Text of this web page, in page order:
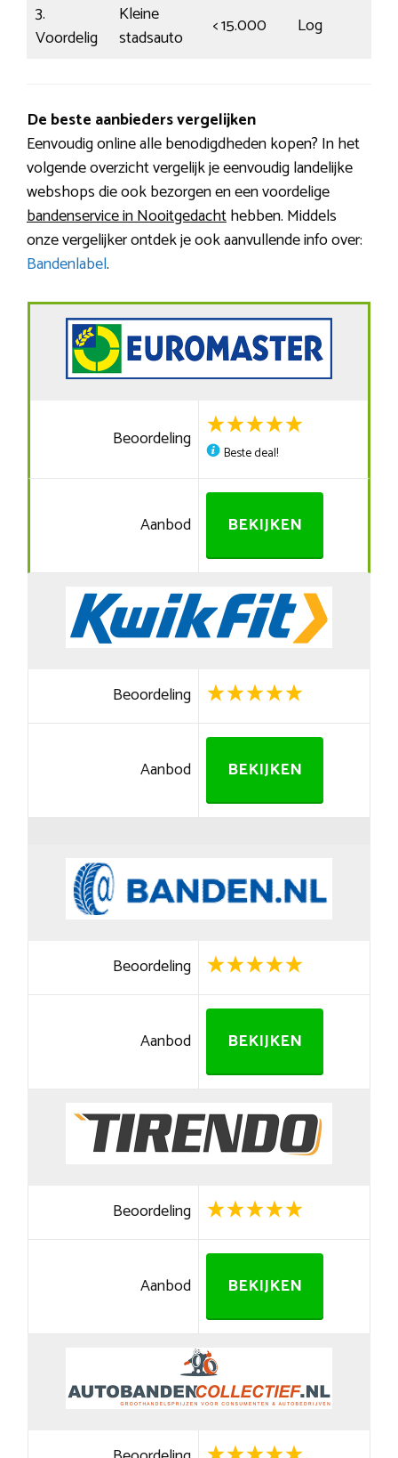
3.
Voordelig
Kleine
stadsauto
< 15.000 Log
De beste aanbieders vergelijken
Eenvoudig online alle benodigdheden kopen? In het
volgende overzicht vergelijk je eenvoudig landelijke
webshops die ook bezorgen en een voordelige
bandenservice in Nooitgedachthebben. Middels
onze vergelijker ontdek je ook aanvullende info over:
Bandenlabel.
Beoordeling
Beste deal!
Aanbod BEKIJKEN
Beoordeling
Aanbod BEKIJKEN
Beoordeling
Aanbod BEKIJKEN
Beoordeling
Aanbod BEKIJKEN